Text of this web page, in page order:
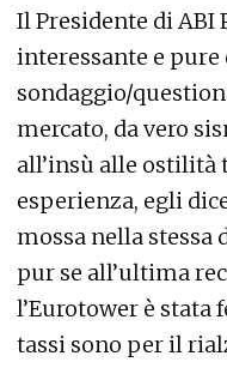
Il Presidente di ABI
interessante e pure
sondaggio/
mercato, da vero
all’insù alle ostilità
esperienza, egli
mossa nella stessa
pur se all’ultima
l’Eurotower è stata
tassi sono per il